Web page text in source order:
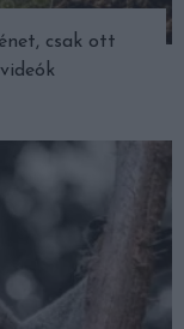
csak ott